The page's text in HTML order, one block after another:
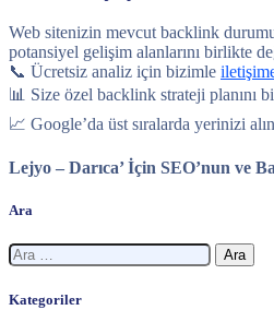
Web sitenizin mevcut backlink
potansiyel gelişim alanlarını birlikte
📞 Ücretsiz analiz için bizimle
📊 Size özel backlink strateji planını
📈 Google’da üst sıralarda yerinizi
Lejyo – Darıca’ İçin SEO’nun ve
Ara
Arama:
Kategoriler